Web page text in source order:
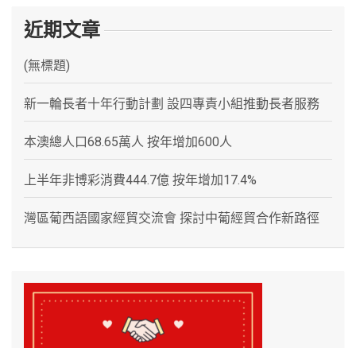
近期文章
(無標題)
新一輪長者十年行動計劃 設四專責小組推動長者服務
本澳總人口68.65萬人 按年增加600人
上半年非博彩消費444.7億 按年增加17.4%
灣區葡西語國家經貿交流會 探討中葡經貿合作新路徑